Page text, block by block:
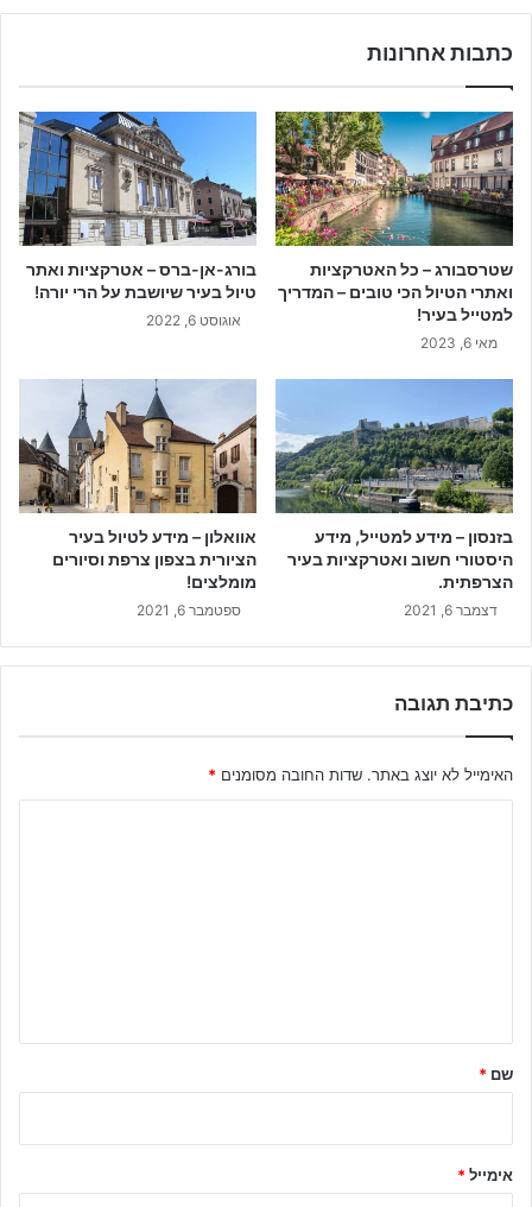
כתבות אחרונות
שטרסבורג – כל האטרקציות
ואתרי הטיול הכי טובים – המדריך
למטייל בעיר!
מאי 6, 2023
בורג-אן-ברס – אטרקציות ואתר
טיול בעיר שיושבת על הרי יורה!
אוגוסט 6, 2022
בזנסון – מידע למטייל, מידע
היסטורי חשוב ואטרקציות בעיר
הצרפתית.
דצמבר 6, 2021
אוואלון – מידע לטיול בעיר
הציורית בצפון צרפת וסיורים
מומלצים!
ספטמבר 6, 2021
כתיבת תגובה
האימייל לא יוצג באתר. שדות החובה מסומנים *
ל
שם *
אימייל*